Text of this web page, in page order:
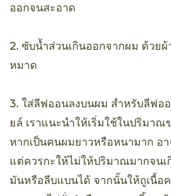
ออกจนสะอาด
2. ซับน้ำส่วนเกินออกจากผม ด้วย
หมาด
3. ใส่ลีฟออนลงบนผม สำหรับลีฟอ
ยล์ เราแนะนำให้เริ่มใช้ในปริมาณ
หากเป็นคนผมยาวหรือหนามาก อ
แต่ควรกะให้ไม่ให้ปริมาณมากจนเ
มันหรือลีบแบนได้ จากนั้นให้ถูเนื้อ